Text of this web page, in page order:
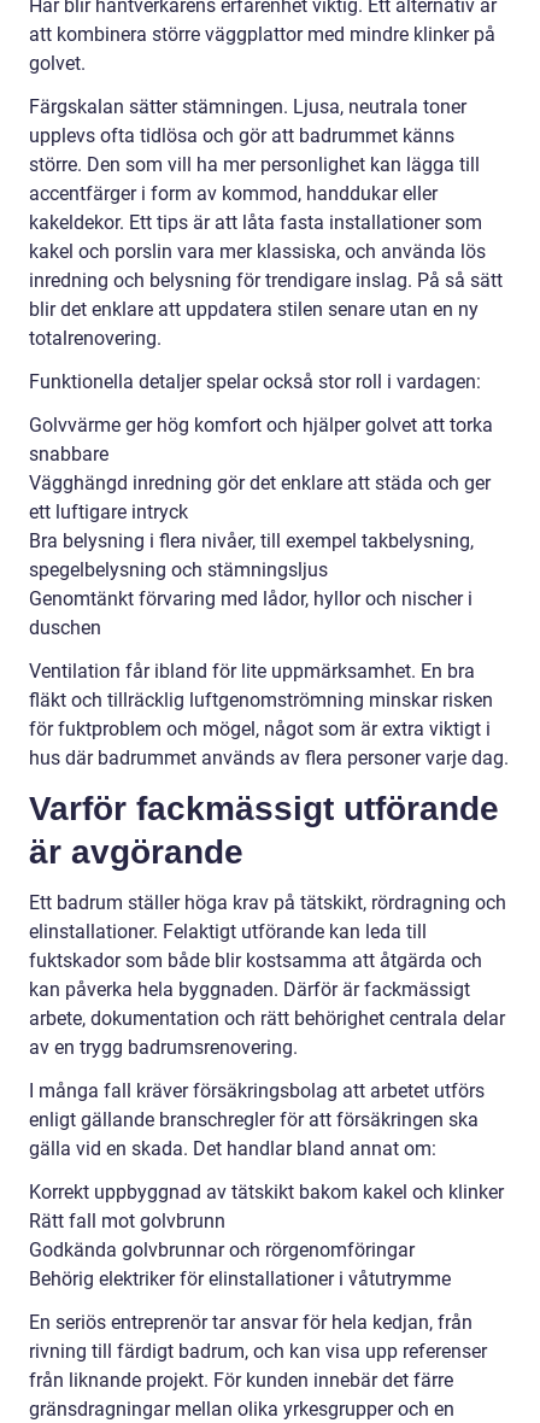
Här blir hantverkarens erfarenhet viktig. Ett alternativ är
att kombinera större väggplattor med mindre klinker på
golvet.
Färgskalan sätter stämningen. Ljusa, neutrala toner
upplevs ofta tidlösa och gör att badrummet känns
större. Den som vill ha mer personlighet kan lägga till
accentfärger i form av kommod, handdukar eller
kakeldekor. Ett tips är att låta fasta installationer som
kakel och porslin vara mer klassiska, och använda lös
inredning och belysning för trendigare inslag. På så sätt
blir det enklare att uppdatera stilen senare utan en ny
totalrenovering.
Funktionella detaljer spelar också stor roll i vardagen:
Golvvärme ger hög komfort och hjälper golvet att torka
snabbare
Vägghängd inredning gör det enklare att städa och ger
ett luftigare intryck
Bra belysning i flera nivåer, till exempel takbelysning,
spegelbelysning och stämningsljus
Genomtänkt förvaring med lådor, hyllor och nischer i
duschen
Ventilation får ibland för lite uppmärksamhet. En bra
fläkt och tillräcklig luftgenomströmning minskar risken
för fuktproblem och mögel, något som är extra viktigt i
hus där badrummet används av flera personer varje dag.
Varför fackmässigt utförande
är avgörande
Ett badrum ställer höga krav på tätskikt, rördragning och
elinstallationer. Felaktigt utförande kan leda till
fuktskador som både blir kostsamma att åtgärda och
kan påverka hela byggnaden. Därför är fackmässigt
arbete, dokumentation och rätt behörighet centrala delar
av en trygg badrumsrenovering.
I många fall kräver försäkringsbolag att arbetet utförs
enligt gällande branschregler för att försäkringen ska
gälla vid en skada. Det handlar bland annat om:
Korrekt uppbyggnad av tätskikt bakom kakel och klinker
Rätt fall mot golvbrunn
Godkända golvbrunnar och rörgenomföringar
Behörig elektriker för elinstallationer i våtutrymme
En seriös entreprenör tar ansvar för hela kedjan, från
rivning till färdigt badrum, och kan visa upp referenser
från liknande projekt. För kunden innebär det färre
gränsdragningar mellan olika yrkesgrupper och en